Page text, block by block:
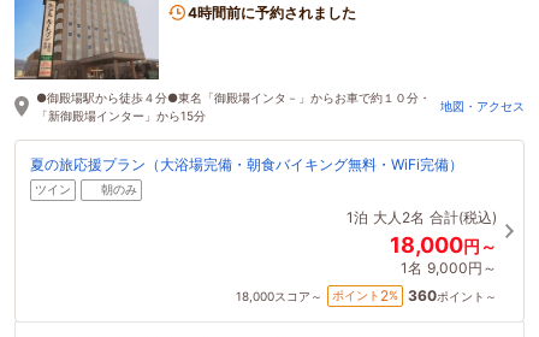
4時間前に予約されました
●御殿場駅から徒歩４分●東名「御殿場インタ－」からお車で約１０分・
「新御殿場インター」から15分
地図・アクセス
夏の旅応援プラン（大浴場完備・朝食バイキング無料・WiFi完備）
ツイン 朝のみ
1泊 大人2名 合計(税込)
18,000円～
1名 9,000円～
18,000スコア～ ポイント 2% 360ポイント～